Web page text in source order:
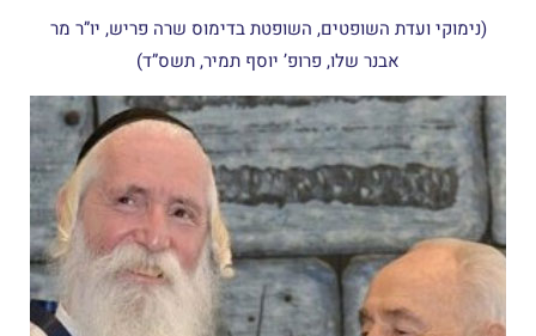
(נימוקי ועדת השופטים, השופטת בדימוס שרה פריש, יו”ר מר
אבנר שלו, פרופ’ יוסף תמיר, תשס”ד)